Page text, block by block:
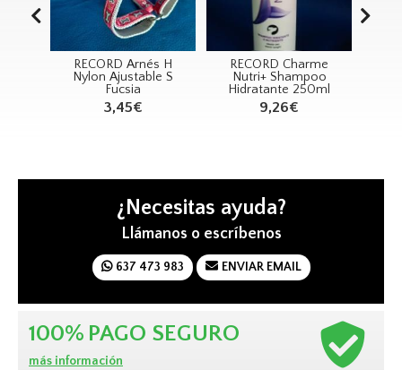
RECORD Arnés H
Nylon Ajustable S
Fucsia
3,45€
RECORD Charme
Nutri+ Shampoo
Hidratante 250ml
9,26€
¿Necesitas ayuda?
Llámanos o escríbenos
637 473 983 ENVIAR EMAIL
100% PAGO SEGURO
más información